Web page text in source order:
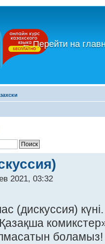
←Перейти на
2021, 03:32
(дискуссия) күні.
боламыз!